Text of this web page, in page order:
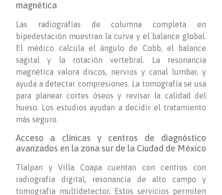
magnética
Las radiografías de columna completa en
bipedestación muestran la curva y el balance global.
El médico calcula el ángulo de Cobb, el balance
sagital y la rotación vertebral. La resonancia
magnética valora discos, nervios y canal lumbar, y
ayuda a detectar compresiones. La tomografía se usa
para planear cortes óseos y revisar la calidad del
hueso. Los estudios ayudan a decidir el tratamiento
más seguro.
Acceso a clínicas y centros de diagnóstico
avanzados en la zona sur de la Ciudad de México
Tlalpan y Villa Coapa cuentan con centros con
radiografía digital, resonancia de alto campo y
tomografía multidetector. Estos servicios permiten